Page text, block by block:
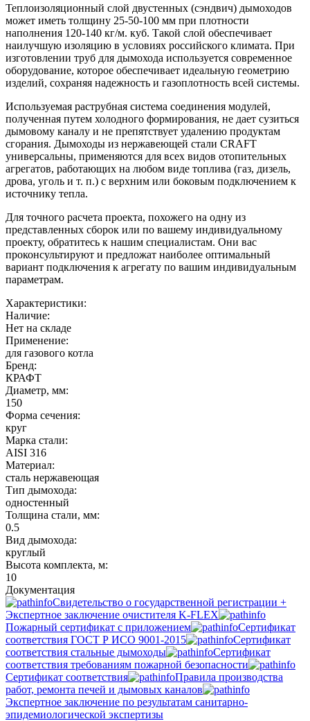
Теплоизоляционный слой двустенных (сэндвич) дымоходов
может иметь толщину 25-50-100 мм при плотности
наполнения 120-140 кг/м. куб. Такой слой обеспечивает
наилучшую изоляцию в условиях российского климата. При
изготовлении труб для дымохода используется современное
оборудование, которое обеспечивает идеальную геометрию
изделий, сохраняя надежность и газоплотность всей системы.
Используемая раструбная система соединения модулей,
полученная путем холодного формирования, не дает сузиться
дымовому каналу и не препятствует удалению продуктам
сгорания. Дымоходы из нержавеющей стали CRAFT
универсальны, применяются для всех видов отопительных
агрегатов, работающих на любом виде топлива (газ, дизель,
дрова, уголь и т. п.) с верхним или боковым подключением к
источнику тепла.
Для точного расчета проекта, похожего на одну из
представленных сборок или по вашему индивидуальному
проекту, обратитесь к нашим специалистам. Они вас
проконсультируют и предложат наиболее оптимальный
вариант подключения к агрегату по вашим индивидуальным
параметрам.
Характеристики:
Наличие:
Нет на складе
Применение:
для газового котла
Бренд:
КРАФТ
Диаметр, мм:
150
Форма сечения:
круг
Марка стали:
AISI 316
Материал:
сталь нержавеющая
Тип дымохода:
одностенный
Толщина стали, мм:
0.5
Вид дымохода:
круглый
Высота комплекта, м:
10
Документация
Свидетельство о государственной регистрации +
Экспертное заключение очистителя K-FLEX
Пожарный сертификат с приложением
Сертификат
соответствия ГОСТ Р ИСО 9001-2015
Сертификат
соответствия стальные дымоходы
Сертификат
соответствия требованиям пожарной безопасности
Сертификат соответствия
Правила производства
работ, ремонта печей и дымовых каналов
Экспертное заключение по результатам санитарно-
эпидемиологической экспертизы